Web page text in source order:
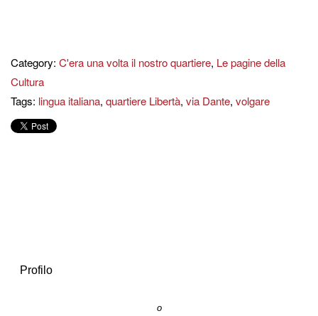
Category: C'era una volta il nostro quartiere, Le pagine della
Cultura
Tags: lingua italiana, quartiere Libertà, via Dante, volgare
Profilo
o